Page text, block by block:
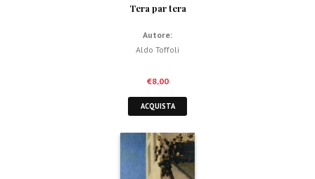
Tera par tera
Autore:
Aldo Toffoli
€8,00
ACQUISTA